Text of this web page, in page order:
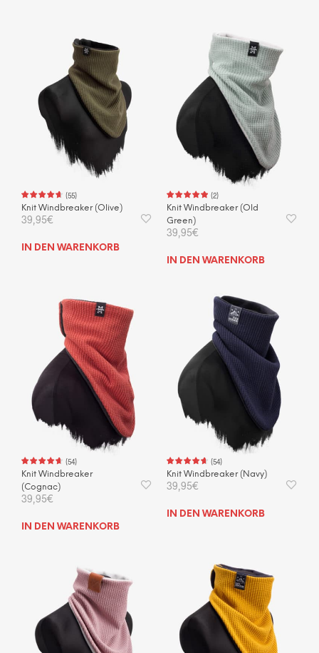
(55)
Knit Windbreaker (Olive)
39,95€
IN DEN WARENKORB
(2)
Knit Windbreaker (Old
Green)
39,95€
IN DEN WARENKORB
(54)
Knit Windbreaker
(Cognac)
39,95€
IN DEN WARENKORB
(54)
Knit Windbreaker (Navy)
39,95€
IN DEN WARENKORB